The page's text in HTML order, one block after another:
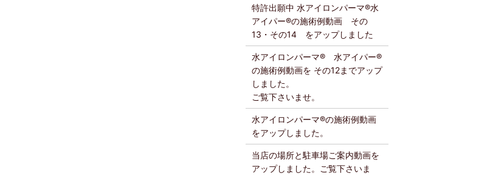
特許出願中 水アイロンパーマ®️水
アイパー®️の施術例動画 その
13・その14 をアップしました
水アイロンパーマ®️ 水アイパー®️
の施術例動画を その12までアップ
しました。
ご覧下さいませ。
水アイロンパーマ®️の施術例動画
をアップしました。
当店の場所と駐車場ご案内動画を
アップしました。ご覧下さいま